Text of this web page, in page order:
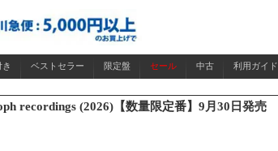
ベストセラー 限定盤 セール 中古 利用ガイド
recordings (2026)【数量限定番】9月30日発売